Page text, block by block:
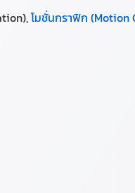
โมชั่นกราฟิก (Motion